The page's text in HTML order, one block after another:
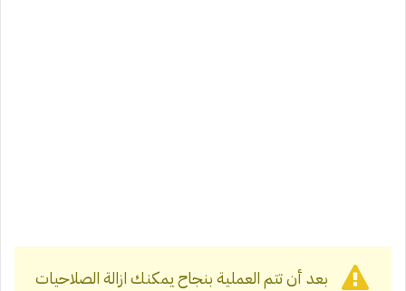
بعد أن تتم العملية بنجاح يمكنك ازالة الصلاحيات